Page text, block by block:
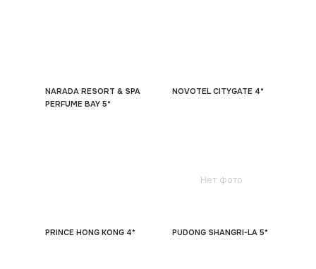
NARADA RESORT & SPA
PERFUME BAY 5*
NOVOTEL CITYGATE 4*
PRINCE HONG KONG 4*
Нет фото
PUDONG SHANGRI-LA 5*